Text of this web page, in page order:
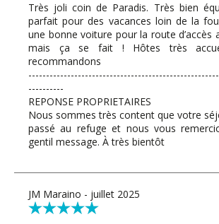
Très joli coin de Paradis. Très bien
parfait pour des vacances loin de la
une bonne voiture pour la route d’accès
mais ça se fait ! Hôtes très
recommandons
----------
REPONSE PROPRIETAIRES
Nous sommes très content que votre
passé au refuge et nous vous
gentil message. À très bientôt
JM Maraino - juillet 2025